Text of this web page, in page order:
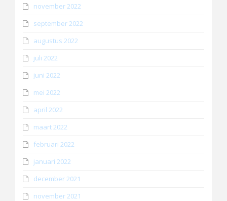
november 2022
september 2022
augustus 2022
juli 2022
juni 2022
mei 2022
april 2022
maart 2022
februari 2022
januari 2022
december 2021
november 2021